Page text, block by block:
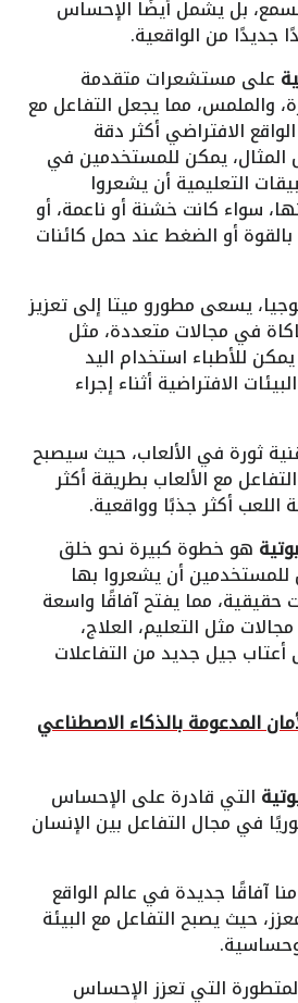
بل يشمل أيضًا الإحساس
جديدًا من الواقعية.
على مستشعرات متقدمة
والملمس، مما يجعل التفاعل مع
الافتراضي أكثر دقة
يمكن للمستخدمين في
التعليمية أن يشعروا
سواء كانت خشنة أو ناعمة، أو
أو الضغط عند حمل كائنات
يسعى مطورو ميتا إلى تعزيز
في مجالات متعددة، مثل
للأطباء استخدام اليد
الافتراضية أثناء إجراء
ثورة في الألعاب، حيث سيصبح
مع الألعاب بطريقة أكثر
اللعب أكثر جذبًا وواقعية.
هو خطوة كبيرة نحو خلق
للمستخدمين أن يشعروا بها
حقيقية، مما يفتح آفاقًا واسعة
مثل التعليم، العلاج،
أعتاب جيل جديد من التفاعلات
المدعومة بالذكاء الاصطناعي
التي قادرة على الإحساس
في مجال التفاعل بين الإنسان
آفاقًا جديدة في عالم الواقع
حيث يصبح التفاعل مع البيئة
وحساسية.
التي تعزز الإحساس